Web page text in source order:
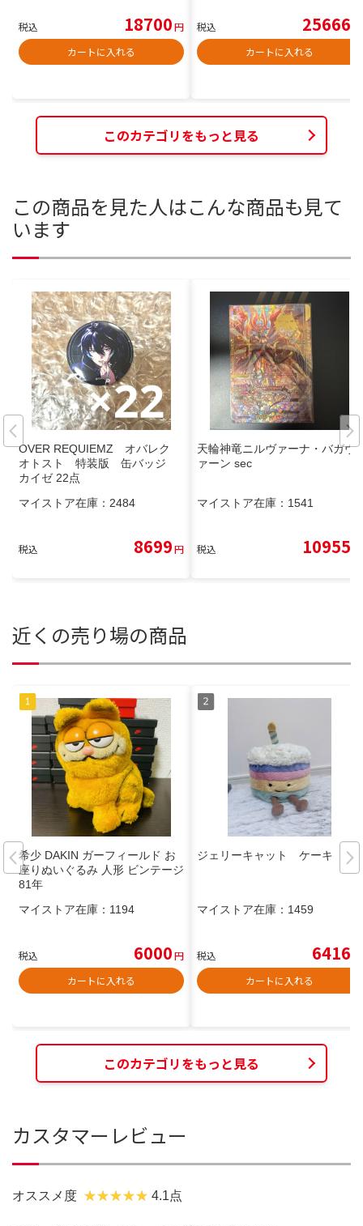
税込 18700円
カートに入れる
税込 25666
カートに入れる
このカテゴリをもっと見る
この商品を見た人はこんな商品も見て
います
OVER REQUIEMZ オバレク
オトスト 特装版 缶バッジ
カイゼ 22点
マイストア在庫： 2484
税込 8699円
天輪神竜ニルヴァーナ・バガヴ
ァーン sec
マイストア在庫： 1541
税込 10955
近くの売り場の商品
希少 DAKIN ガーフィールド お
座りぬいぐるみ 人形 ビンテージ
81年
マイストア在庫： 1194
税込 6000円
カートに入れる
ジェリーキャット ケーキ
マイストア在庫： 1459
税込 6416
カートに入れる
このカテゴリをもっと見る
カスタマーレビュー
オススメ度 4.1点